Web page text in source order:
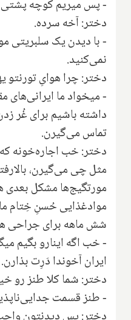
- پس میریم کوچه پشتی
دختر: آخه سرده.
- با دیدن یک سلبریتی
نمی‌کنید.
دختر: چرا هوایِ تورنتو
- میخواد ما ایرانی‌های
داشته باشیم برای غُر
تماس می‌گیرن.
دختر: خب اجاره‌خونه
مثل چی می‌گیرن،
مورتگیج‌ها مشکل
موادغذایی حُسنِ خِتام
شش ماهه برای جراحی
- خب اگه اینارو بگیم
ایران آخوندا دَرِت بذارن‌.
دختر: شما کلا طنز رو
- طنز قسمت